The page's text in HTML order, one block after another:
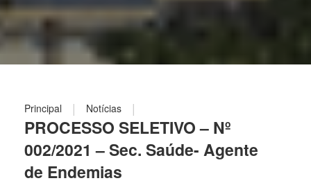
Principal | Notícias |
PROCESSO SELETIVO – Nº
002/2021 – Sec. Saúde- Agente
de Endemias